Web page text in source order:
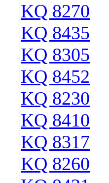
KQ 8270
KQ 8435
KQ 8305
KQ 8452
KQ 8230
KQ 8410
KQ 8317
KQ 8260